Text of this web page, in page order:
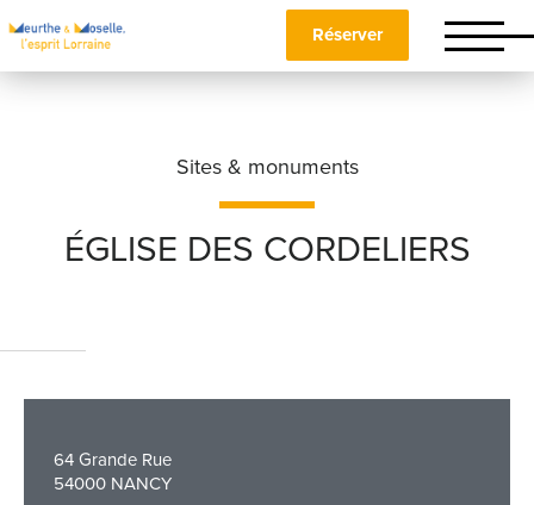
Réserver
Sites & monuments
ÉGLISE DES CORDELIERS
64 Grande Rue
54000 NANCY
Prénom*